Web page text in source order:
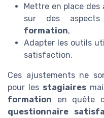
Mettre en place des
sur des
formation,
Adapter les outils
satisfaction.
Ces ajustements ne
pour les stagiaires
formation en quête
questionnaire